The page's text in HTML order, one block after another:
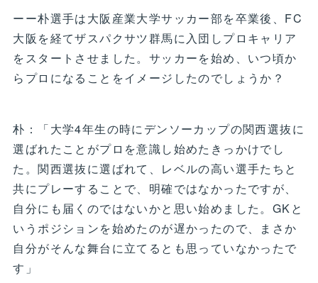
ーー朴選手は大阪産業大学サッカー部を卒業後、FC
大阪を経てザスパクサツ群馬に入団しプロキャリア
をスタートさせました。サッカーを始め、いつ頃か
らプロになることをイメージしたのでしょうか？
朴：「大学4年生の時にデンソーカップの関西選抜に
選ばれたことがプロを意識し始めたきっかけでし
た。関西選抜に選ばれて、レベルの高い選手たちと
共にプレーすることで、明確ではなかったですが、
自分にも届くのではないかと思い始めました。GKと
いうポジションを始めたのが遅かったので、まさか
自分がそんな舞台に立てるとも思っていなかったで
す」